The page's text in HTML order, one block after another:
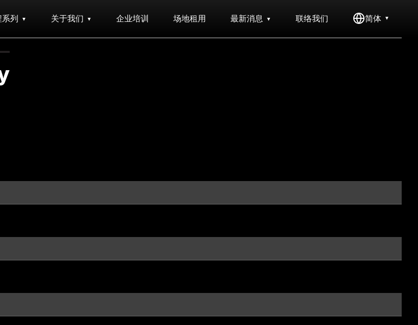
列 关于我们 企业培训 场地租用 最新消息 联络我们 简体